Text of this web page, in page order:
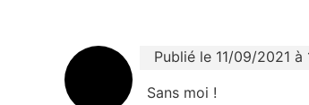
Publié le 11/09/2021 à
Sans moi !